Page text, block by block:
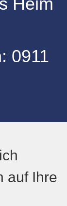
0911
auf Ihre